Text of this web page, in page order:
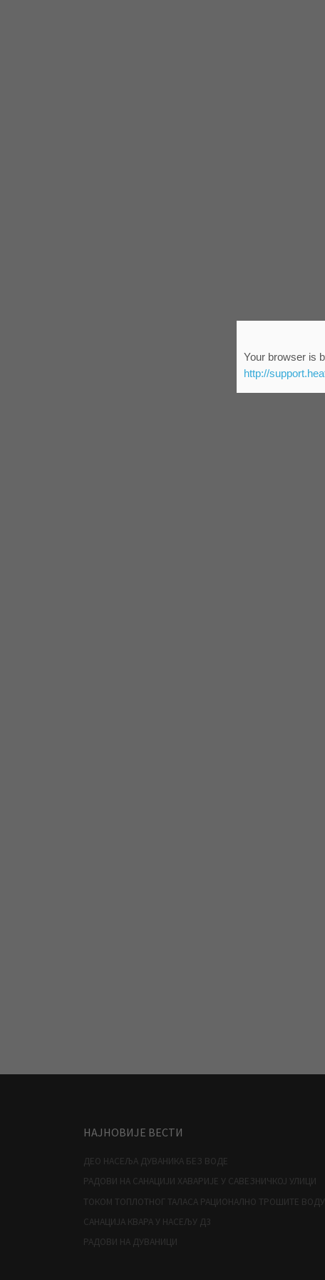
НАЈНОВИЈЕ ВЕСТИ
ДЕО НАСЕЉА ДУВАНИКА БЕЗ ВОДЕ
РАДОВИ НА САНАЦИЈИ ХАВАРИЈЕ У САВЕЗНИЧКОЈ УЛИЦИ
ТОКОМ ТОПЛОТНОГ ТАЛАСА РАЦИОНАЛНО ТРОШИТЕ ВОДУ
САНАЦИЈА КВАРА У НАСЕЉУ Д3
РАДОВИ НА ДУВАНИЦИ
Your browser is
http://